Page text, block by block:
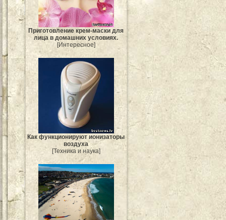
Приготовление крем-маски для
лица в домашних условиях.
[Интересное]
Как функционируют ионизаторы
воздуха
[Техника и наука]